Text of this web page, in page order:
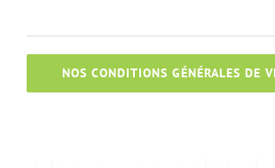
NOS CONDITIONS GÉNÉRALES DE